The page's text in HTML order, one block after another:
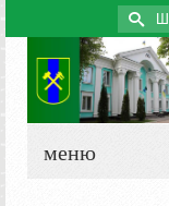
Search
for:
меню